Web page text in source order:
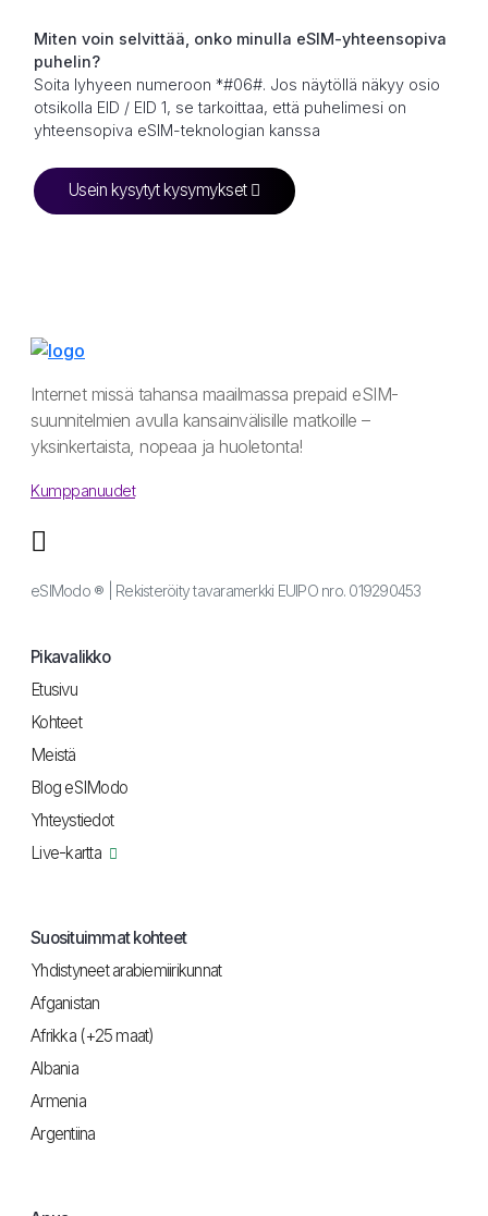
Miten voin selvittää, onko minulla eSIM-yhteensopiva
puhelin?
Soita lyhyeen numeroon *#06#. Jos näytöllä näkyy osio
otsikolla EID / EID 1, se tarkoittaa, että puhelimesi on
yhteensopiva eSIM-teknologian kanssa
Usein kysytyt kysymykset
Internet missä tahansa maailmassa prepaid eSIM-
suunnitelmien avulla kansainvälisille matkoille –
yksinkertaista, nopeaa ja huoletonta!
Kumppanuudet
eSIModo ® | Rekisteröity tavaramerkki EUIPO nro. 019290453
Pikavalikko
Etusivu
Kohteet
Meistä
Blog eSIModo
Yhteystiedot
Live-kartta
Suosituimmat kohteet
Yhdistyneet arabiemiirikunnat
Afganistan
Afrikka (+25 maat)
Albania
Armenia
Argentiina